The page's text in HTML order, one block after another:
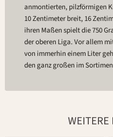
anmontierten, pilzförmigen
10 Zentimeter breit, 16
ihren Maßen spielt die 750
der oberen Liga. Vor allem
von immerhin einem Liter
den ganz großen im
WEITERE